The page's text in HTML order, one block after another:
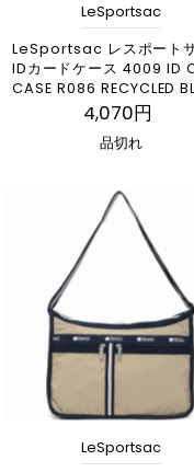
LeSportsac
LeSportsac レスポート
IDカードケース 4009 ID
CASE R086 RECYCLED
4,070円
品切れ
LeSportsac